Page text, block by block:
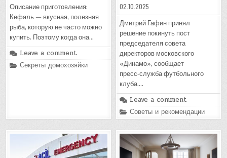
Описание приготовления:
Кефаль — вкусная, полезная
рыба, которую не часто можно
купить. Поэтому когда она…
Leave a comment
Posted
Секреты домохозяйки
02.10.2025
Дмитрий Гафин принял
решение покинуть пост
председателя совета
директоров московского
«Динамо», сообщает
пресс‑служба футбольного
клуба….
Leave a comment
Posted
in
Советы и рекомендации